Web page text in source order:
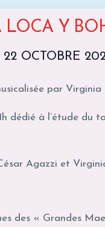
Y
22 OCTOBRE
par Virginia
dédié à l’étude du
Agazzi et
des « Grandes